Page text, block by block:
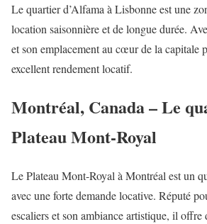
Le quartier d’Alfama à Lisbonne est une
location saisonnière et de longue durée.
et son emplacement au cœur de la capitale
excellent rendement locatif.
Montréal, Canada – Le
Plateau Mont-Royal
Le Plateau Mont-Royal à Montréal est un
avec une forte demande locative. Réputé
escaliers et son ambiance artistique, il offre